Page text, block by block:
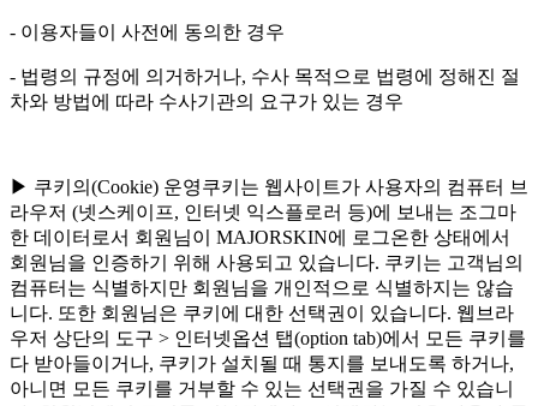
- 이용자들이 사전에 동의한 경우
- 법령의 규정에 의거하거나, 수사 목적으로 법령에 정해진 절
차와 방법에 따라 수사기관의 요구가 있는 경우
▶ 쿠키의(Cookie) 운영쿠키는 웹사이트가 사용자의 컴퓨터 브
라우저 (넷스케이프, 인터넷 익스플로러 등)에 보내는 조그마
한 데이터로서 회원님이 MAJORSKIN에 로그온한 상태에서
회원님을 인증하기 위해 사용되고 있습니다. 쿠키는 고객님의
컴퓨터는 식별하지만 회원님을 개인적으로 식별하지는 않습
니다. 또한 회원님은 쿠키에 대한 선택권이 있습니다. 웹브라
우저 상단의 도구 > 인터넷옵션 탭(option tab)에서 모든 쿠키를
다 받아들이거나, 쿠키가 설치될 때 통지를 보내도록 하거나,
아니면 모든 쿠키를 거부할 수 있는 선택권을 가질 수 있습니